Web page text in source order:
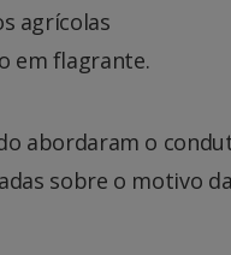
agrícolas
em flagrante.
abordaram o
sobre o motivo